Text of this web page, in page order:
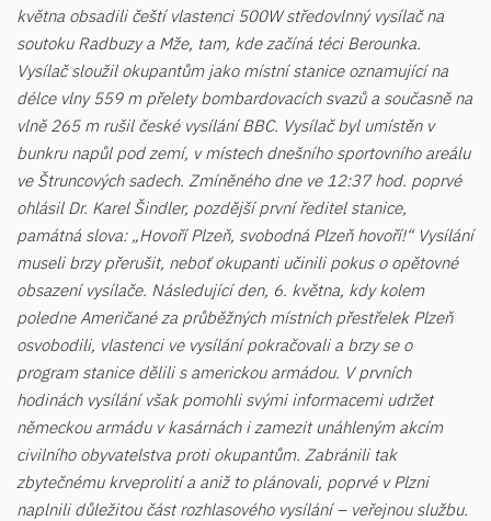
května obsadili čeští vlastenci 500W středovlnný vysílač na
soutoku Radbuzy a Mže, tam, kde začíná téci Berounka.
Vysílač sloužil okupantům jako místní stanice oznamující na
délce vlny 559 m přelety bombardovacích svazů a současně na
vlně 265 m rušil české vysílání BBC. Vysílač byl umístěn v
bunkru napůl pod zemí, v místech dnešního sportovního areálu
ve Štruncových sadech. Zmíněného dne ve 12:37 hod. poprvé
ohlásil Dr. Karel Šindler, pozdější první ředitel stanice,
památná slova: „Hovoří Plzeň, svobodná Plzeň hovoří!“ Vysílání
museli brzy přerušit, neboť okupanti učinili pokus o opětovné
obsazení vysílače. Následující den, 6. května, kdy kolem
poledne Američané za průběžných místních přestřelek Plzeň
osvobodili, vlastenci ve vysílání pokračovali a brzy se o
program stanice dělili s americkou armádou. V prvních
hodinách vysílání však pomohli svými informacemi udržet
německou armádu v kasárnách i zamezit unáhleným akcím
civilního obyvatelstva proti okupantům. Zabránili tak
zbytečnému krveprolití a aniž to plánovali, poprvé v Plzni
naplnili důležitou část rozhlasového vysílání – veřejnou službu.